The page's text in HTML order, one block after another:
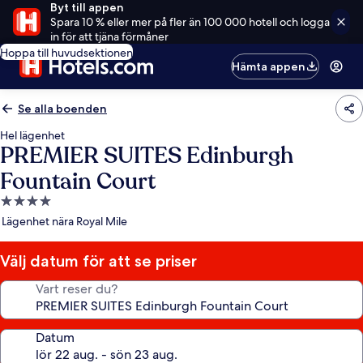
Byt till appen
Spara 10 % eller mer på fler än 100 000 hotell och logga
in för att tjäna förmåner
Hoppa till huvudsektionen
Hämta appen
Se alla boenden
Hel lägenhet
PREMIER SUITES Edinburgh
Fountain Court
4.0-
stjärnigt
Lägenhet nära Royal Mile
Välj datum för att se priser
Vart reser du?
Datum